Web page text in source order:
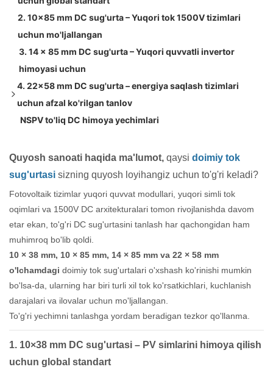
2. 10×85 mm DC sug'urta – Yuqori tok 1500V tizimlari
uchun mo'ljallangan
3. 14 × 85 mm DC sug'urta – Yuqori quvvatli invertor
himoyasi uchun
4. 22×58 mm DC sug'urta – energiya saqlash tizimlari
uchun afzal ko'rilgan tanlov
NSPV to'liq DC himoya yechimlari
Quyosh sanoati haqida ma'lumot, qaysi doimiy tok
sug'urtasi sizning quyosh loyihangiz uchun to'g'ri keladi?
Fotovoltaik tizimlar yuqori quvvat modullari, yuqori simli tok
oqimlari va 1500V DC arxitekturalari tomon rivojlanishda davom
etar ekan, to'g'ri DC sug'urtasini tanlash har qachongidan ham
muhimroq bo'lib qoldi.
10 × 38 mm, 10 × 85 mm, 14 × 85 mm va 22 × 58 mm
o'lchamdagi doimiy tok sug'urtalari o'xshash ko'rinishi mumkin
bo'lsa-da, ularning har biri turli xil tok ko'rsatkichlari, kuchlanish
darajalari va ilovalar uchun mo'ljallangan.
To'g'ri yechimni tanlashga yordam beradigan tezkor qo'llanma.
1. 10×38 mm DC sug'urtasi – PV simlarini himoya qilish
uchun global standart